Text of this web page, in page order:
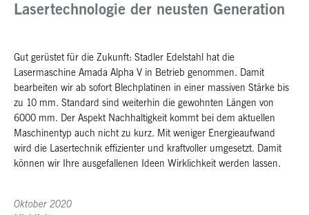
Lasertechnologie der neusten Generation
Gut gerüstet für die Zukunft: Stadler Edelstahl hat die
Lasermaschine Amada Alpha V in Betrieb genommen. Damit
bearbeiten wir ab sofort Blechplatinen in einer massiven Stärke bis
zu 10 mm. Standard sind weiterhin die gewohnten Längen von
6000 mm. Der Aspekt Nachhaltigkeit kommt bei dem aktuellen
Maschinentyp auch nicht zu kurz. Mit weniger Energieaufwand
wird die Lasertechnik effizienter und kraftvoller umgesetzt. Damit
können wir Ihre ausgefallenen Ideen Wirklichkeit werden lassen.
Oktober 2020